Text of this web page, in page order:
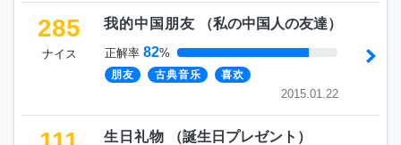
285
ナイス
我的中国朋友 （私の中国人の友達）
正解率 82%
朋友 古典音乐 喜欢
2015.01.22
生日礼物 （誕生日プレゼント ）